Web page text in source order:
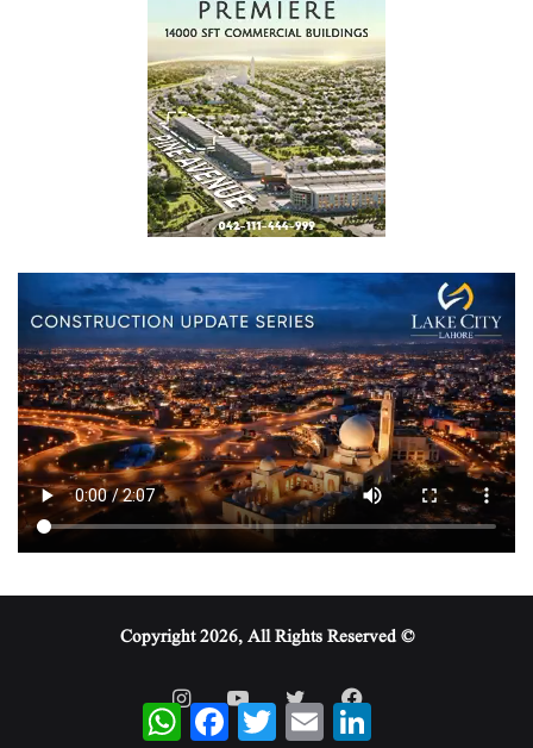
© Copyright 2026, All Rights Reserved
WhatsAppFacebookTwitterEmail
LinkedIn